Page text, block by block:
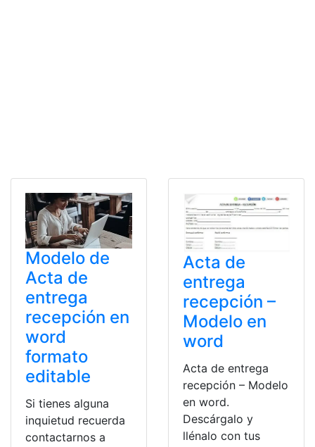
Modelo de
Acta de
entrega
recepción en
word
formato
editable
Si tienes alguna
inquietud recuerda
contactarnos a
Acta de
entrega
recepción –
Modelo en
word
Acta de entrega
recepción – Modelo
en word.
Descárgalo y
llénalo con tus